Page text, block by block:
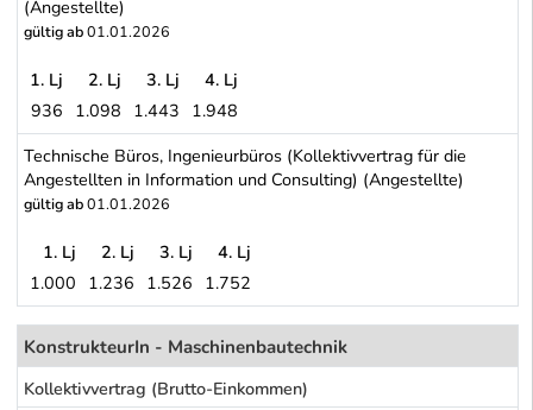
(Angestellte)
gültig ab01.01.2026
Metalltechnikgewerbe B - bei Einstufung als Angestellte/r
1. Lj 2. Lj 3. Lj
4. Lj
936 1.098 1.443 1.948
Technische Büros, Ingenieurbüros (Kollektivvertrag für die
Angestellten in Information und Consulting) (Angestellte)
gültig ab01.01.2026
Technische Büros, Ingenieurbüros (Kollektivvertrag für die
1. Lj 2. Lj 3. Lj
4. Lj
1.000 1.236 1.526 1.752
KonstrukteurIn - Maschinenbautechnik
Kollektivvertrag (Brutto-Einkommen)